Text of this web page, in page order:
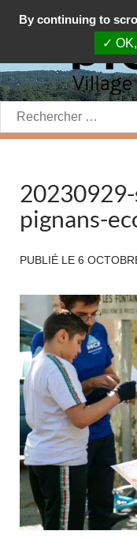
Rechercher:
pignans-
PUBLIÉ LE 6
By continuing to
✓ OK,